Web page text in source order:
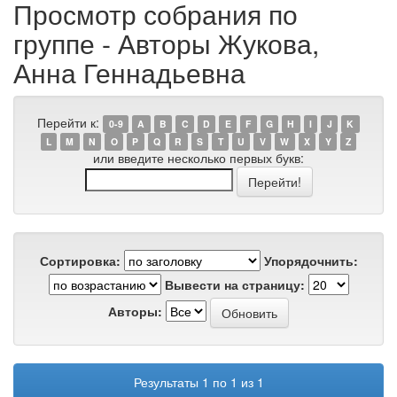
Просмотр собрания по
группе - Авторы Жукова,
Анна Геннадьевна
Перейти к: 0-9 A B C D E F G H I J
K
L
M N O P Q R S T U V W X Y Z
или введите несколько первых букв:
Сортировка:
Упорядочнить:
Вывести на страницу:
Авторы:
Результаты 1 по 1 из 1